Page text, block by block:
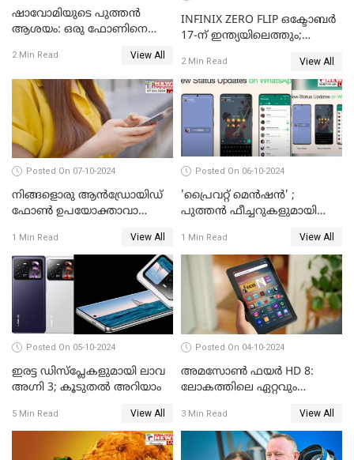
ഷാവോമിയുടെ പുത്തൻ
ആശയം: ഒരു ഫോണിനെ
2 Min Read View All
INFINIX ZERO FLIP ഒക്ടോബർ
17-ന് ഇന്ത്യയിലെത്തും;
കാര്യങ്ങൾ
2 Min Read View All
Posted On 07-10-2024
നിങ്ങളൊരു ആൻഡ്രോയിഡ്
ഫോൺ ഉപയോക്താവാണോ?
വാർത്ത!
1 Min Read View All
Posted On 06-10-2024
'പ്രൈവറ്റ് മെന്‍ഷന്‍' ;
പുത്തന്‍ ഫീച്ചറുകളുമായി
1 Min Read View All
Posted On 05-10-2024
ഇരട്ട ഡിസ്‌പ്ലേകളുമായി ലാവ
അഗ്നി 3; കൂടുതൽ അറിയാം
5 Min Read View All
Posted On 04-10-2024
അമസോൺ ഫയർ HD 8:
ലോകത്തിലെ ഏറ്റവും
എത്തി!
3 Min Read View All